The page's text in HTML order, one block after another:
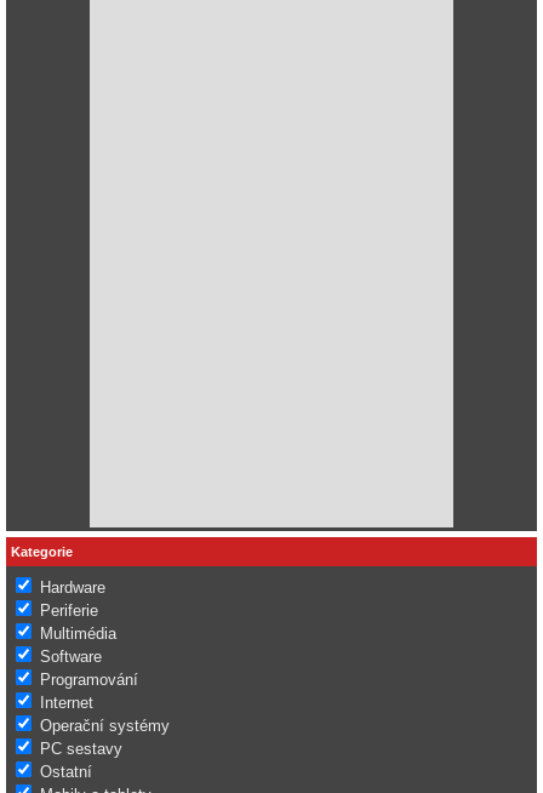
Kategorie
Hardware
Periferie
Multimédia
Software
Programování
Internet
Operační systémy
PC sestavy
Ostatní